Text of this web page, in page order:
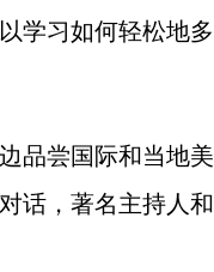
学习如何轻松地
品尝国际和当地
话，著名主持人